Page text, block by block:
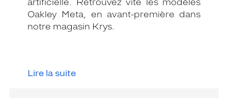
artificielle. Retrouvez vite les modèles
Oakley Meta, en avant-première dans
notre magasin Krys.
Lire la suite